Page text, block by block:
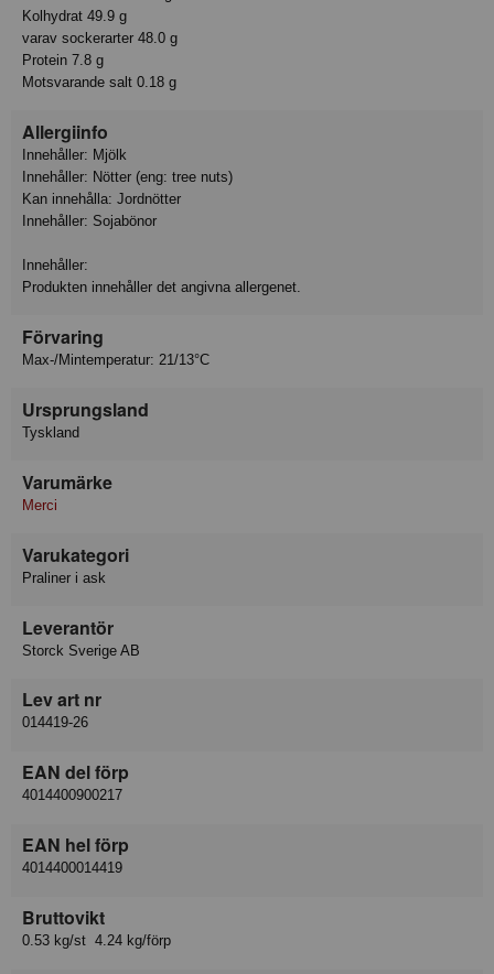
Kolhydrat 49.9 g
varav sockerarter 48.0 g
Protein 7.8 g
Motsvarande salt 0.18 g
Allergiinfo
Innehåller: Mjölk
Innehåller: Nötter (eng: tree nuts)
Kan innehålla: Jordnötter
Innehåller: Sojabönor
Innehåller:
Produkten innehåller det angivna allergenet.
Förvaring
Max-/Mintemperatur: 21/13°C
Ursprungsland
Tyskland
Varumärke
Merci
Varukategori
Praliner i ask
Leverantör
Storck Sverige AB
Lev art nr
014419-26
EAN del förp
4014400900217
EAN hel förp
4014400014419
Bruttovikt
0.53 kg/st 4.24 kg/förp